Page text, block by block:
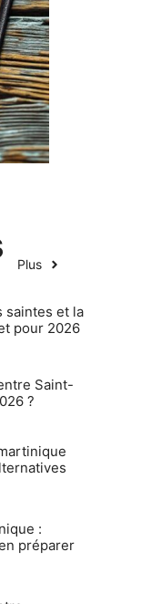
Plus
saintes et la
pour 2026
Saint-
?
:
préparer